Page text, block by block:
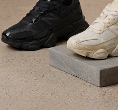
Durabilidade:os
produzidos de
que é leve, durável e
garante uma maior
mais frequente;
Leveza:os materiais
confeccionar os
são leves, tornando o
adicionar peso a sua
Variedade: assim
marca oferece uma
de estojo garantindo